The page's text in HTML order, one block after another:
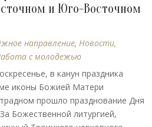
и Юго-Восточном
направление,Новости,
с молодежью
в канун праздника
иконы Божией Матери
прошло празднование Дня
Божественной литургией,